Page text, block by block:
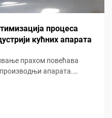
процеса
кућних апарата
прахом повећава
апарата.